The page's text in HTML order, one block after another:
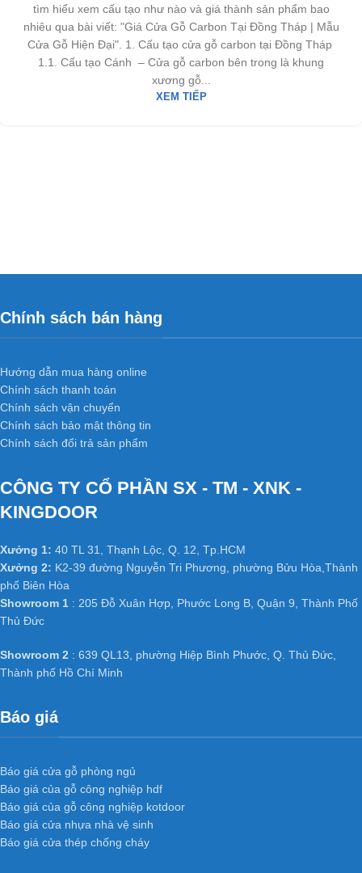
tìm hiểu xem cấu tạo như nào và giá thành sản phẩm bao
nhiêu qua bài viết: "Giá Cửa Gỗ Carbon Tại Đồng Tháp | Mẫu
Cửa Gỗ Hiện Đại". 1. Cấu tạo cửa gỗ carbon tại Đồng Tháp
1.1. Cấu tạo Cánh – Cửa gỗ carbon bên trong là khung
xương gỗ...
XEM TIẾP
Chính sách bán hàng
Hướng dẫn mua hàng online
Chính sách thanh toán
Chính sách vận chuyển
Chính sách bảo mật thông tin
Chính sách đổi trả sản phẩm
CÔNG TY CỔ PHẦN SX - TM - XNK -
KINGDOOR
Xưởng 1: 40 TL 31, Thạnh Lộc, Q. 12, Tp.HCM
Xưởng 2: K2-39 đường Nguyễn Tri Phương, phường Bửu Hòa,Thành
phố Biên Hòa
Showroom 1 : 205 Đỗ Xuân Hợp, Phước Long B, Quận 9, Thành Phố
Thủ Đức
Showroom 2 : 639 QL13, phường Hiệp Bình Phước, Q. Thủ Đức,
Thành phố Hồ Chí Minh
Báo giá
Báo giá cửa gỗ phòng ngủ
Báo giá của gỗ công nghiệp hdf
Báo giá của gỗ công nghiệp kotdoor
Báo giá cửa nhựa nhà vệ sinh
Báo giá cửa thép chống cháy